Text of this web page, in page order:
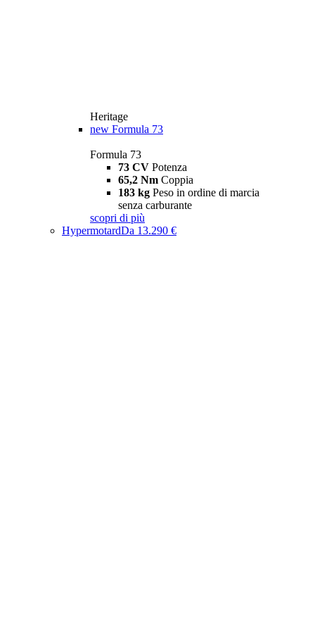
Heritage
new Formula 73
Formula 73
73 CV Potenza
65,2 Nm Coppia
183 kg Peso in ordine di marcia
senza carburante
scopri di più
HypermotardDa 13.290 €